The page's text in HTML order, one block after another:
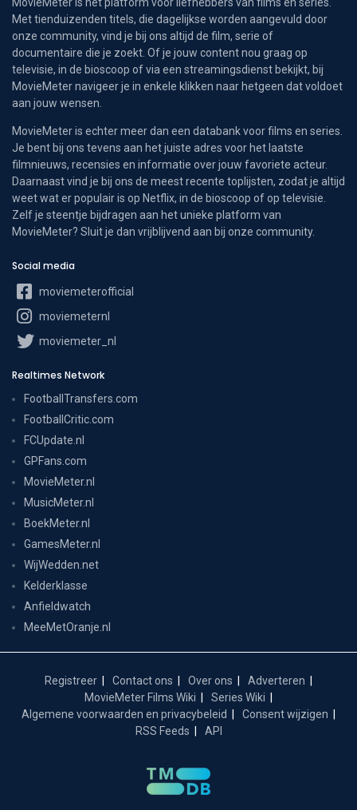
Met tienduizenden titels, die dagelijkse worden aangevuld door
onze community, vind je bij ons altijd de film, serie of
documentaire die je zoekt. Of je jouw content nou graag op
televisie, in de bioscoop of via een streamingsdienst bekijkt, bij
MovieMeter navigeer je in enkele klikken naar hetgeen dat voldoet
aan jouw wensen.
MovieMeter is echter meer dan een databank voor films en series.
Je bent bij ons tevens aan het juiste adres voor het laatste
filmnieuws, recensies en informatie over jouw favoriete acteur.
Daarnaast vind je bij ons de meest recente toplijsten, zodat je altijd
weet wat er populair is op Netflix, in de bioscoop of op televisie.
Zelf je steentje bijdragen aan het unieke platform van
MovieMeter? Sluit je dan vrijblijvend aan bij onze community.
Social media
moviemeterofficial
moviemeternl
moviemeter_nl
Realtimes Network
FootballTransfers.com
FootballCritic.com
FCUpdate.nl
GPFans.com
MovieMeter.nl
MusicMeter.nl
BoekMeter.nl
GamesMeter.nl
WijWedden.net
Kelderklasse
Anfieldwatch
MeeMetOranje.nl
Registreer Contact ons Over ons
Adverteren
MovieMeter Films Wiki
Series Wiki
Algemene voorwaarden en privacybeleid
Consent wijzigen
RSS Feeds
API